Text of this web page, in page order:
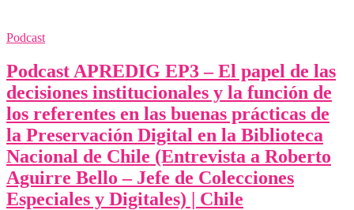
Podcast
Podcast APREDIG EP3 – El papel de las
decisiones institucionales y la función de
los referentes en las buenas prácticas de
la Preservación Digital en la Biblioteca
Nacional de Chile (Entrevista a Roberto
Aguirre Bello – Jefe de Colecciones
Especiales y Digitales) | Chile